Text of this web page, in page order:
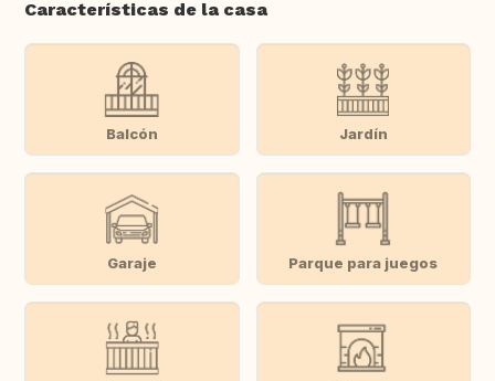
Características de la casa
Balcón Jardín
Garaje Parque para juegos